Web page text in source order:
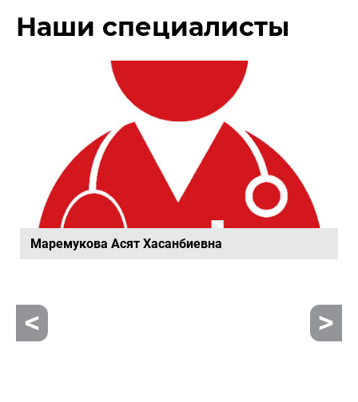
Наши спе­ци­а­ли­сты
Ма­ре­му­ко­ва Асят Ха­сан­би­ев­на